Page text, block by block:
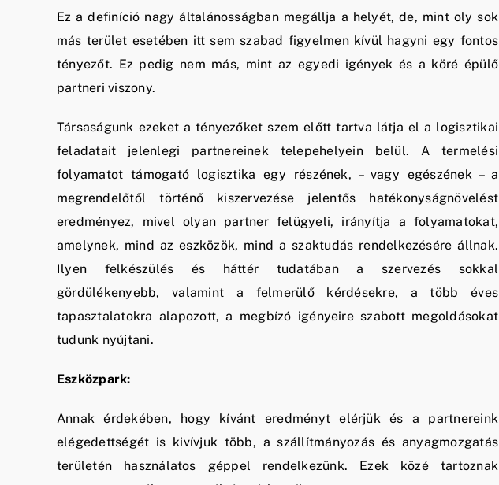
Ez a definíció nagy általánosságban megállja a helyét, de, mint oly sok
más terület esetében itt sem szabad figyelmen kívül hagyni egy fontos
tényezőt. Ez pedig nem más, mint az egyedi igények és a köré épülő
partneri viszony.
Társaságunk ezeket a tényezőket szem előtt tartva látja el a logisztikai
feladatait jelenlegi partnereinek telepehelyein belül. A termelési
folyamatot támogató logisztika egy részének, – vagy egészének – a
megrendelőtől történő kiszervezése jelentős hatékonyságnövelést
eredményez, mivel olyan partner felügyeli, irányítja a folyamatokat,
amelynek, mind az eszközök, mind a szaktudás rendelkezésére állnak.
Ilyen felkészülés és háttér tudatában a szervezés sokkal
gördülékenyebb, valamint a felmerülő kérdésekre, a több éves
tapasztalatokra alapozott, a megbízó igényeire szabott megoldásokat
tudunk nyújtani.
Eszközpark:
Annak érdekében, hogy kívánt eredményt elérjük és a partnereink
elégedettségét is kivívjuk több, a szállítmányozás és anyagmozgatás
területén használatos géppel rendelkezünk. Ezek közé tartoznak